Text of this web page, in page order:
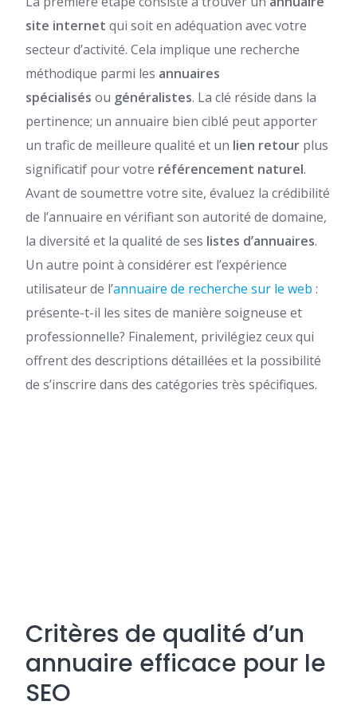
site internet qui soit en adéquation avec votre
secteur d’activité. Cela implique une recherche
méthodique parmi les annuaires
spécialisés ou généralistes. La clé réside dans la
pertinence; un annuaire bien ciblé peut apporter
un trafic de meilleure qualité et un lien retour plus
significatif pour votre référencement naturel.
Avant de soumettre votre site, évaluez la crédibilité
de l’annuaire en vérifiant son autorité de domaine,
la diversité et la qualité de ses listes d’annuaires.
Un autre point à considérer est l’expérience
utilisateur de l’annuaire de recherche sur le web :
présente-t-il les sites de manière soigneuse et
professionnelle? Finalement, privilégiez ceux qui
offrent des descriptions détaillées et la possibilité
de s’inscrire dans des catégories très spécifiques.
Critères de qualité d’un
annuaire efficace pour le
SEO